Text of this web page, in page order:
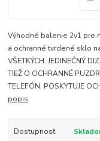
Výhodné balenie 2v1 pre
a ochranné tvrdené sklo
VŠETKÝCH. JEDINEČNÝ
TIEŽ O OCHRANNÉ
TELEFÓN. POSKYTUJE
popis
Dostupnosť